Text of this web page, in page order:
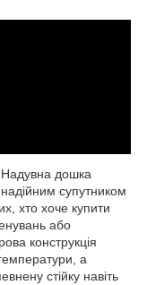
Надувна дошка
супутником
хто хоче купити
або
конструкція
а
стійку навіть